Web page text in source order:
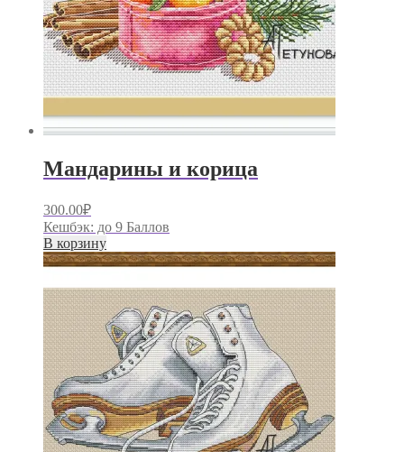
Мандарины и корица
300.00₽
Кешбэк: до 9 Баллов
В корзину